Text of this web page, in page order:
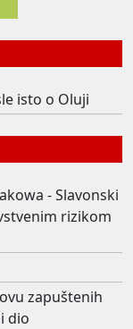
isto o Oluji
- Slavonski
rizikom
zapuštenih
dio